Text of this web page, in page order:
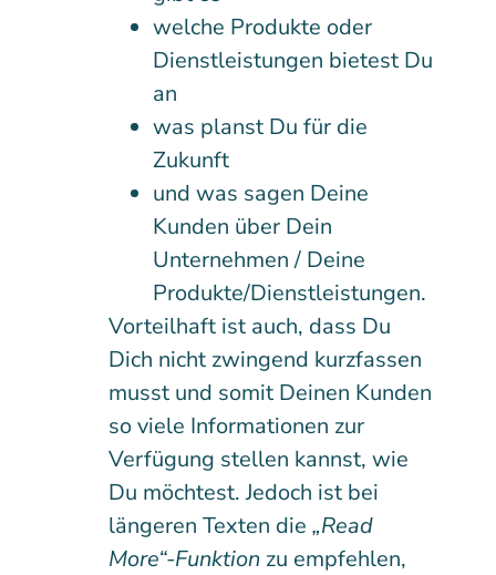
welche Produkte oder
Dienstleistungen bietest Du
an
was planst Du für die
Zukunft
und was sagen Deine
Kunden über Dein
Unternehmen / Deine
Produkte/Dienstleistungen.
Vorteilhaft ist auch, dass Du
Dich nicht zwingend kurzfassen
musst und somit Deinen Kunden
so viele Informationen zur
Verfügung stellen kannst, wie
Du möchtest. Jedoch ist bei
längeren Texten die „Read
More“-Funktion zu empfehlen,